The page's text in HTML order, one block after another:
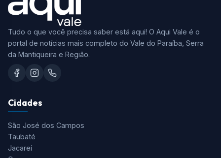
Tudo o que você precisa saber está aqui! O Aqui Vale é o
portal de notícias mais completo do Vale do Paraíba, Serra
da Mantiqueira e Região.
Cidades
São José dos Campos
Taubaté
Jacareí